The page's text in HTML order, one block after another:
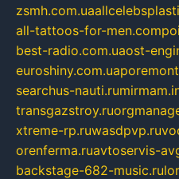
zsmh.com.ua
all-tattoos-for-men.com
best-radio.com.uaost-
euroshiny.com.ua
searchus-nauti.ru
transgazstroy.ru
xtreme-rp.ruwasdpvp.ru
orenferma.ruavtoservis-
backstage-682-music.ru